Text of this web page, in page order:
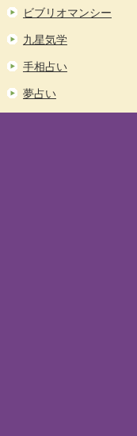
ビブリオマンシー
九星気学
手相占い
夢占い